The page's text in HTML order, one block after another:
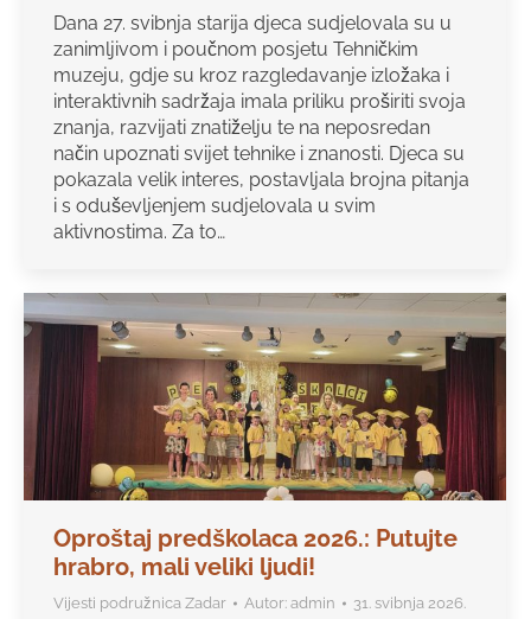
Dana 27. svibnja starija djeca sudjelovala su u
zanimljivom i poučnom posjetu Tehničkim
muzeju, gdje su kroz razgledavanje izložaka i
interaktivnih sadržaja imala priliku proširiti svoja
znanja, razvijati znatiželju te na neposredan
način upoznati svijet tehnike i znanosti. Djeca su
pokazala velik interes, postavljala brojna pitanja
i s oduševljenjem sudjelovala u svim
aktivnostima. Za to…
Oproštaj predškolaca 2026.: Putujte
hrabro, mali veliki ljudi!
Vijesti podružnica Zadar Autor: admin 31. svibnja 2026.